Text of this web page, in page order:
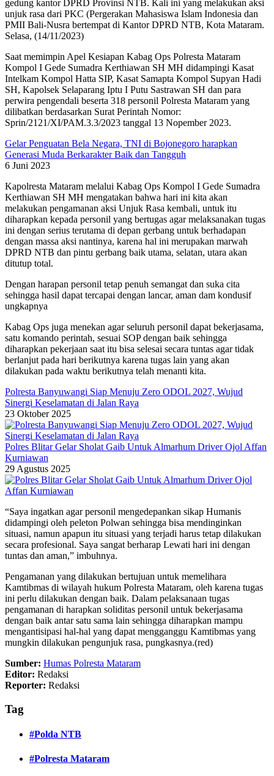
gedung kantor DPRD Provinsi NTB. Kali ini yang melakukan aksi
unjuk rasa dari PKC (Pergerakan Mahasiswa Islam Indonesia dan
PMII Bali-Nusra bertempat di Kantor DPRD NTB, Kota Mataram.
Selasa, (14/11/2023)
Saat memimpin Apel Kesiapan Kabag Ops Polresta Mataram
Kompol I Gede Sumadra Kerthiawan SH MH didampingi Kasat
Intelkam Kompol Hatta SIP, Kasat Samapta Kompol Supyan Hadi
SH, Kapolsek Selaparang Iptu I Putu Sastrawan SH dan para
perwira pengendali beserta 318 personil Polresta Mataram yang
dilibatkan berdasarkan Surat Perintah Nomor:
Sprin/2121/XI/PAM.3.3/2023 tanggal 13 Nopember 2023.
Gelar Penguatan Bela Negara, TNI di Bojonegoro harapkan
Generasi Muda Berkarakter Baik dan Tangguh
6 Juni 2023
Kapolresta Mataram melalui Kabag Ops Kompol I Gede Sumadra
Kerthiawan SH MH mengatakan bahwa hari ini kita akan
melakukan pengamanan aksi Unjuk Rasa kembali, untuk itu
diharapkan kepada personil yang bertugas agar melaksanakan tugas
ini dengan serius terutama di depan gerbang untuk berhadapan
dengan massa aksi nantinya, karena hal ini merupakan marwah
DPRD NTB dan pintu gerbang baik utama, selatan, utara akan
ditutup total.
Dengan harapan personil tetap penuh semangat dan suka cita
sehingga hasil dapat tercapai dengan lancar, aman dam kondusif
ungkapnya
Kabag Ops juga menekan agar seluruh personil dapat bekerjasama,
satu komando perintah, sesuai SOP dengan baik sehingga
diharapkan pekerjaan saat itu bisa selesai secara tuntas agar tidak
berlanjut pada hari berikutnya karena tugas lain yang akan
dilakukan pada waktu berikutnya telah menanti kita.
Polresta Banyuwangi Siap Menuju Zero ODOL 2027, Wujud
Sinergi Keselamatan di Jalan Raya
23 Oktober 2025
Polres Blitar Gelar Sholat Gaib Untuk Almarhum Driver Ojol Affan
Kurniawan
29 Agustus 2025
“Saya ingatkan agar personil mengedepankan sikap Humanis
didampingi oleh peleton Polwan sehingga bisa mendinginkan
situasi, namun apapun itu situasi yang terjadi harus tetap dilakukan
secara profesional. Saya sangat berharap Lewati hari ini dengan
tuntas dan aman,” imbuhnya.
Pengamanan yang dilakukan bertujuan untuk memelihara
Kamtibmas di wilayah hukum Polresta Mataram, oleh karena tugas
ini perlu dilakukan dengan baik. Dalam pelaksanaan tugas
pengamanan di harapkan soliditas personil untuk bekerjasama
dengan baik antar satu sama lain sehingga diharapkan mampu
mengantisipasi hal-hal yang dapat mengganggu Kamtibmas yang
mungkin dilakukan pengunjuk rasa, pungkasnya.(red)
Sumber: Humas Polresta Mataram
Editor: Redaksi
Reporter: Redaksi
Tag
#Polda NTB
#Polresta Mataram